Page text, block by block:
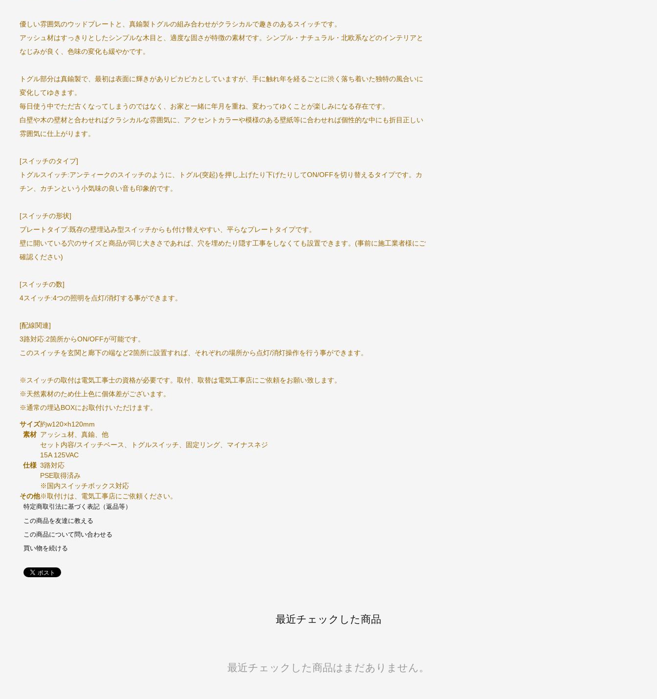
優しい雰囲気のウッドプレートと、真鍮製トグルの組み合わせがクラシカルで趣きのあるスイッチです。
アッシュ材はすっきりとしたシンプルな木目と、適度な固さが特徴の素材です。シンプル・ナチュラル・北欧系などのインテリアと
なじみが良く、色味の変化も緩やかです。
トグル部分は真鍮製で、最初は表面に輝きがありピカピカとしていますが、手に触れ年を経るごとに渋く落ち着いた独特の風合いに
変化してゆきます。
毎日使う中でただ古くなってしまうのではなく、お家と一緒に年月を重ね、変わってゆくことが楽しみになる存在です。
白壁や木の壁材と合わせればクラシカルな雰囲気に、アクセントカラーや模様のある壁紙等に合わせれば個性的な中にも折目正しい
雰囲気に仕上がります。
[スイッチのタイプ]
トグルスイッチ:アンティークのスイッチのように、トグル(突起)を押し上げたり下げたりしてON/OFFを切り替えるタイプです。カ
チン、カチンという小気味の良い音も印象的です。
[スイッチの形状]
プレートタイプ:既存の壁埋込み型スイッチからも付け替えやすい、平らなプレートタイプです。
壁に開いている穴のサイズと商品が同じ大きさであれば、穴を埋めたり隠す工事をしなくても設置できます。(事前に施工業者様にご
確認ください)
[スイッチの数]
4スイッチ:4つの照明を点灯/消灯する事ができます。
[配線関連]
3路対応:2箇所からON/OFFが可能です。
このスイッチを玄関と廊下の端など2箇所に設置すれば、それぞれの場所から点灯/消灯操作を行う事ができます。
※スイッチの取付は電気工事士の資格が必要です。取付、取替は電気工事店にご依頼をお願い致します。
※天然素材のため仕上色に個体差がございます。
※通常の埋込BOXにお取付けいただけます。
サイズ約w120×h120mm
素材 アッシュ材、真鍮、他
仕様
セット内容/スイッチベース、トグルスイッチ、固定リング、マイナスネジ
15A 125VAC
3路対応
PSE取得済み
※国内スイッチボックス対応
その他※取付けは、電気工事店にご依頼ください。
特定商取引法に基づく表記（返品等）
この商品を友達に教える
この商品について問い合わせる
買い物を続ける
最近チェックした商品
最近チェックした商品はまだありません。